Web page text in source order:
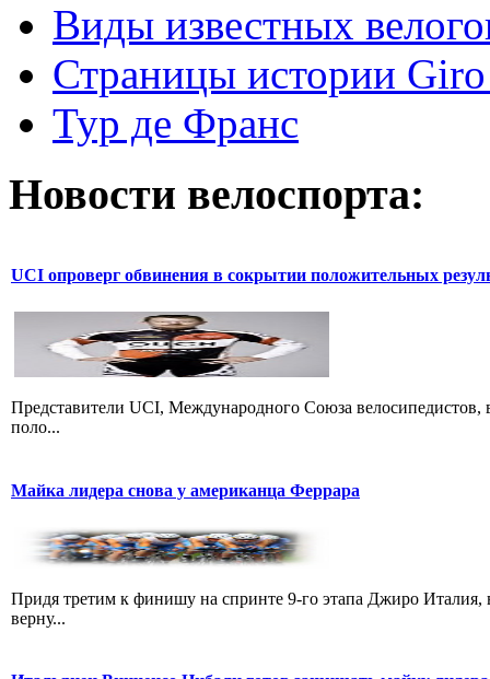
Виды известных
Страницы истории
Тур де Франс
Новости велоспорта:
UCI опроверг обвинения в сокрытии положительных
Представители UCI, Международного Союза
поло...
Майка лидера снова у американца Феррара
Придя третим к финишу на спринте 9-го этапа Джиро
верну...